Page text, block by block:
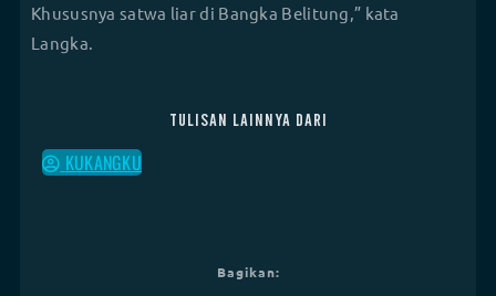
Khususnya satwa liar di Bangka Belitung,” kata
Langka.
Tulisan lainnya dari
KUKANGKU
Bagikan: